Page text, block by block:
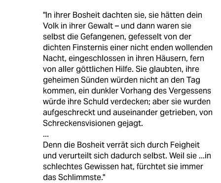
"In ihrer Bosheit dachten sie, sie hätten dein
Volk in ihrer Gewalt – und dann waren sie
selbst die Gefangenen, gefesselt von der
dichten Finsternis einer nicht enden wollenden
Nacht, eingeschlossen in ihren Häusern, fern
von aller göttlichen Hilfe. Sie glaubten, ihre
geheimen Sünden würden nicht an den Tag
kommen, ein dunkler Vorhang des Vergessens
würde ihre Schuld verdecken; aber sie wurden
aufgeschreckt und auseinander getrieben, von
Schreckensvisionen gejagt.
...
Denn die Bosheit verrät sich durch Feigheit
und verurteilt sich dadurch selbst. Weil sie ...in
schlechtes Gewissen hat, fürchtet sie immer
das Schlimmste."